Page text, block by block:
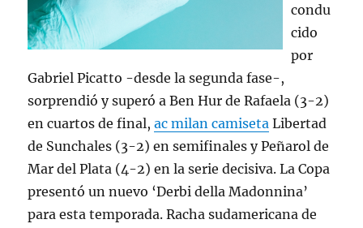
condu
cido
por
Gabriel Picatto -desde la segunda fase-,
sorprendió y superó a Ben Hur de Rafaela (3-2)
en cuartos de final,ac milan camiseta Libertad
de Sunchales (3-2) en semifinales y Peñarol de
Mar del Plata (4-2) en la serie decisiva. La Copa
presentó un nuevo ‘Derbi della Madonnina’
para esta temporada. Racha sudamericana de